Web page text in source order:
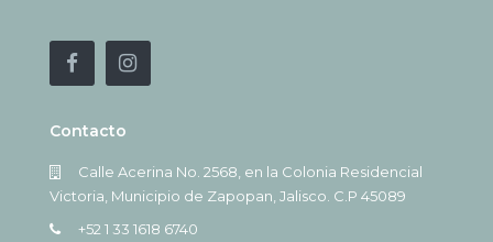
Contacto
Calle Acerina No. 2568, en la Colonia Residencial
Victoria, Municipio de Zapopan, Jalisco. C.P 45089
+52 1 33 1618 6740